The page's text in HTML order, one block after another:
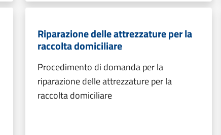
Riparazione delle attrezzature per la
raccolta domiciliare
Procedimento di domanda per la
riparazione delle attrezzature per la
raccolta domiciliare